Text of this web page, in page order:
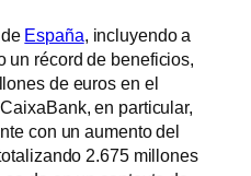
España, incluyendo a
un récord de beneficios,
de euros en el
en particular,
con un aumento del
2.675 millones